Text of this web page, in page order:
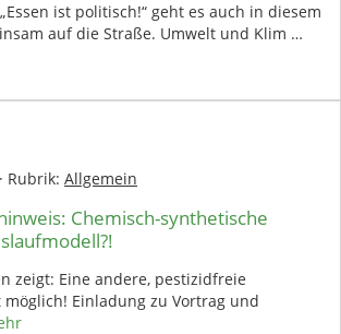
ist politisch!“ geht es auch in diesem
auf die Straße. Umwelt und Klim …
· Rubrik: Allgemein
Chemisch-synthetische
zeigt: Eine andere, pestizidfreie
Einladung zu Vortrag und